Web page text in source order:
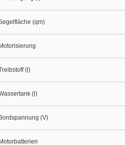
(qm)
Motorisierung
(l)
(l)
Bordspannung (V)
Motorbatterien